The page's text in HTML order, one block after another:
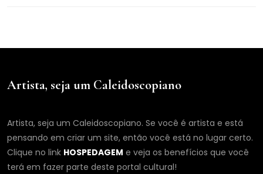
Artista, seja um Caleidoscopiano
Artista, seja um Caleidoscopiano. Se você é artista e está
pensando em criar um site, então você está no lugar certo.
Clique no link HOSPEDAGEM e veja os benefícios que você
terá em fazer parte deste portal cultural!